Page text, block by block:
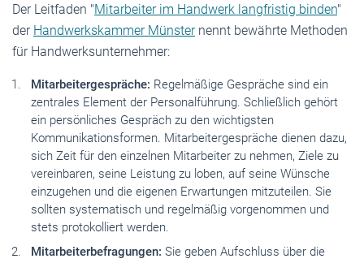
Der Leitfaden "Mitarbeiter im Handwerk langfristig binden"
der Handwerkskammer Münsternennt bewährte Methoden
für Handwerksunternehmer:
Mitarbeitergespräche: Regelmäßige Gespräche sind ein
zentrales Element der Personalführung. Schließlich gehört
ein persönliches Gespräch zu den wichtigsten
Kommunikationsformen. Mitarbeitergespräche dienen dazu,
sich Zeit für den einzelnen Mitarbeiter zu nehmen, Ziele zu
vereinbaren, seine Leistung zu loben, auf seine Wünsche
einzugehen und die eigenen Erwartungen mitzuteilen. Sie
sollten systematisch und regelmäßig vorgenommen und
stets protokolliert werden.
Mitarbeiterbefragungen: Sie geben Aufschluss über die